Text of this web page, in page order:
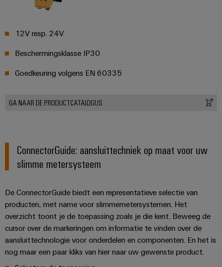
12V resp. 24V
Beschermingsklasse IP30
Goedkeuring volgens EN 60335
GA NAAR DE PRODUCTCATALOGUS
ConnectorGuide: aansluittechniek op maat voor uw
slimme metersysteem
De ConnectorGuide biedt een representatieve selectie van
producten, met name voor slimmemetersystemen. Het
overzicht toont je de toepassing zoals je die kent. Beweeg de
cursor over de markeringen om informatie te vinden over de
aansluittechnologie voor onderdelen en componenten. En het is
nog maar een paar kliks van hier naar uw gewenste product.